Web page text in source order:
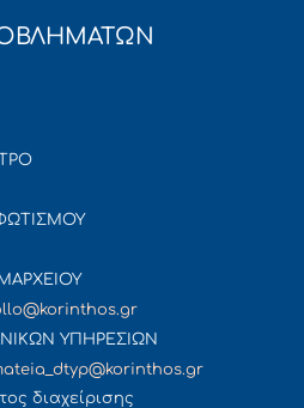
ΥΠΗΡΕΣΙΩΝ
διαχείρισης